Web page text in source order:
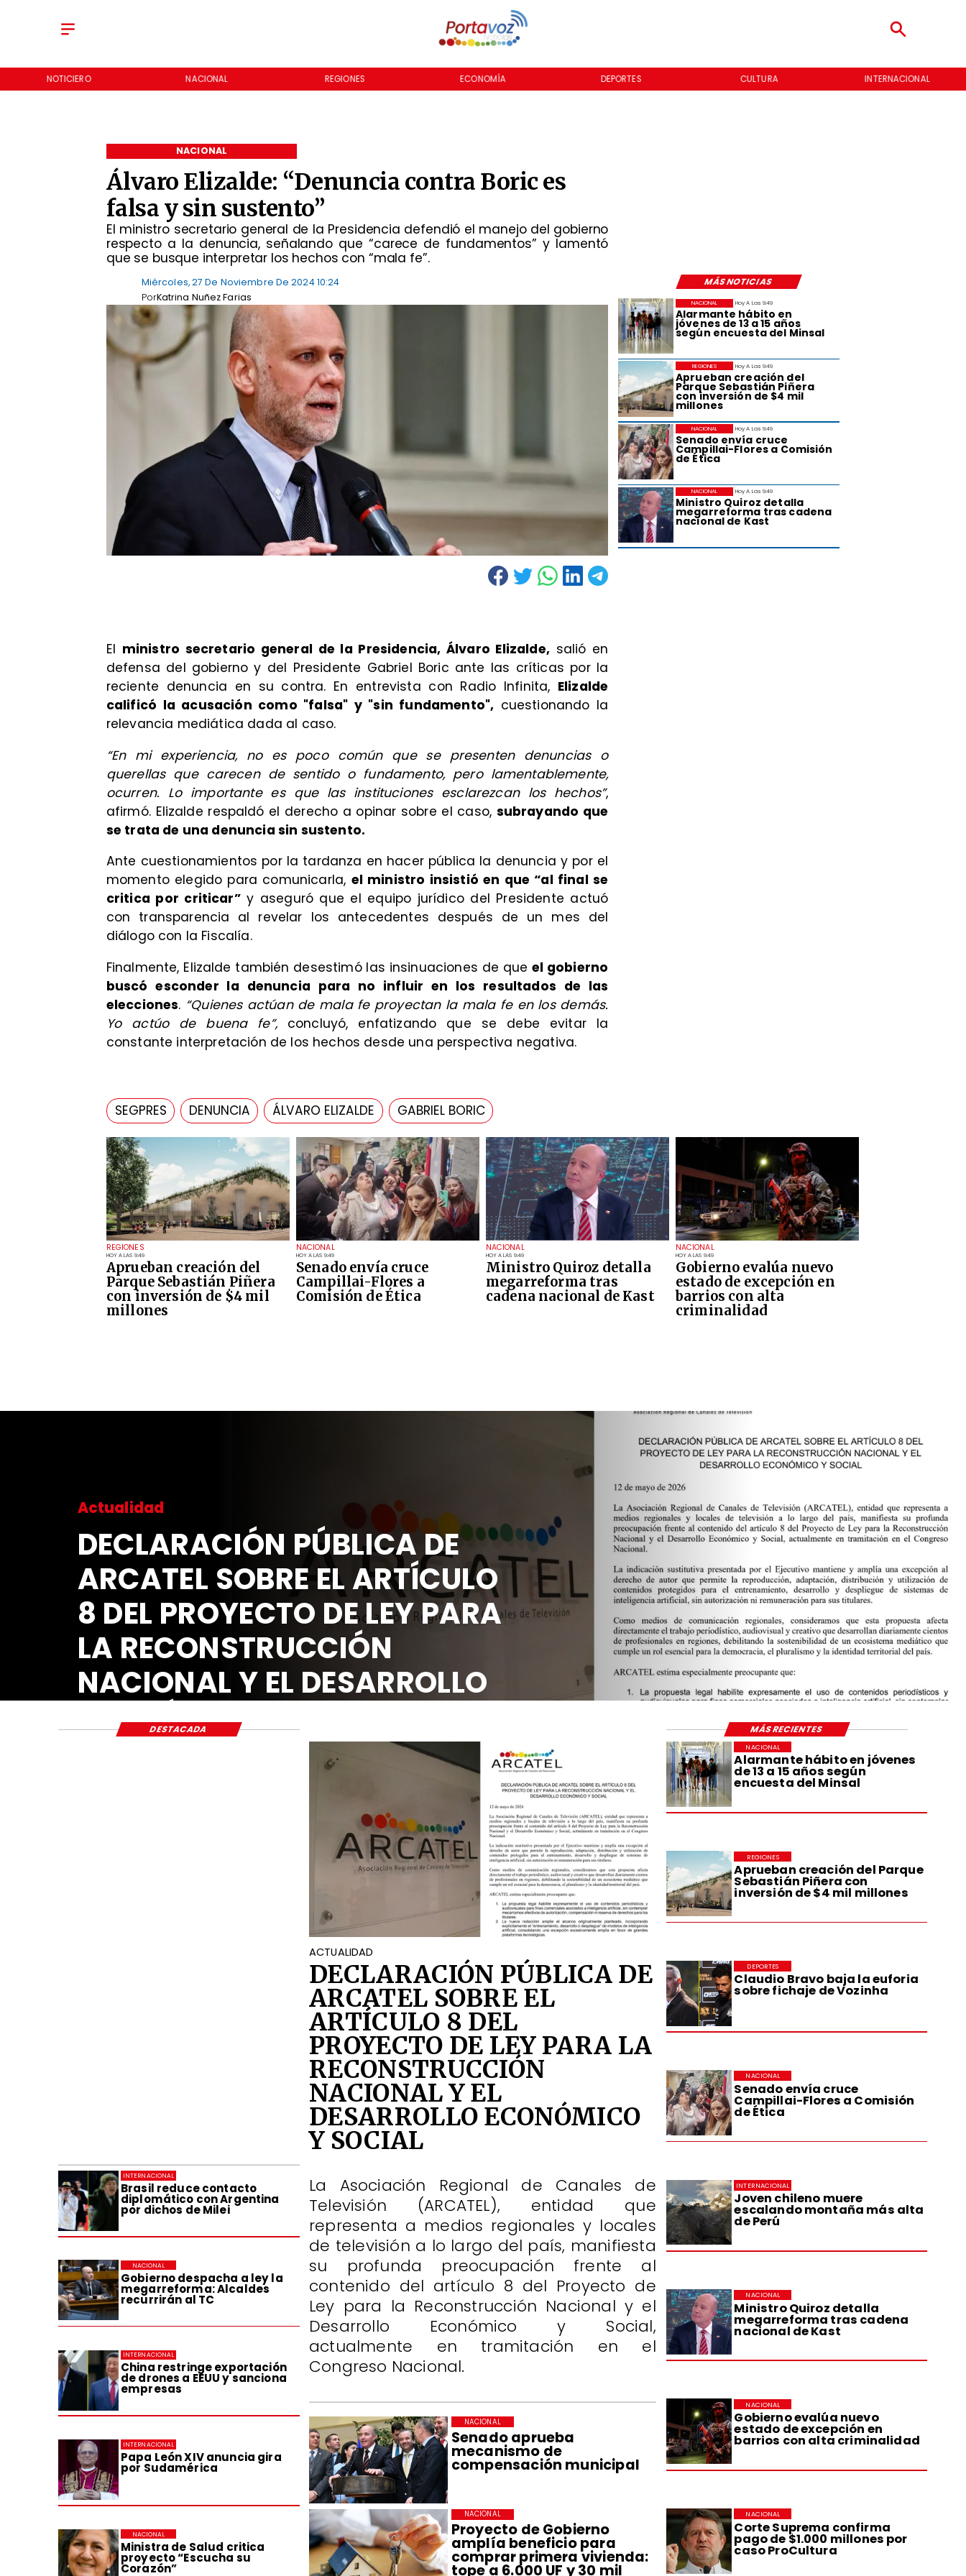
NOTICIERO NACIONAL REGIONES ECONOMÍA DEPORTES CULTURA INTERNACIONAL
Álvaro Elizalde: “Denuncia contra Boric es
falsa y sin sustento”
​El ministro secretario general de la Presidencia defendió el manejo del gobierno
respecto a la denuncia, señalando que “carece de fundamentos” y lamentó
que se busque interpretar los hechos con “mala fe”.
NACIONAL
MÁS NOTICIAS
Miércoles, 27 De Noviembre De 2024 10:24
Katrina Nuñez Farias
Por
REGIONES
HOY A LAS 9:49
Aprueban creación del
Parque Sebastián Piñera
con inversión de $4 mil
millones
NACIONAL
HOY A LAS 9:49
Senado envía cruce
Campillai-Flores a
Comisión de Ética
NACIONAL
HOY A LAS 9:49
Ministro Quiroz detalla
megarreforma tras
cadena nacional de Kast
NACIONAL
HOY A LAS 9:49
Gobierno evalúa nuevo
estado de excepción en
barrios con alta
criminalidad
Hoy A Las 9:49
Alarmante hábito en
jóvenes de 13 a 15 años
según encuesta del Minsal
NACIONAL
Hoy A Las 9:49
Aprueban creación del
Parque Sebastián Piñera
con inversión de $4 mil
millones
REGIONES
Hoy A Las 9:49
Senado envía cruce
Campillai-Flores a Comisión
de Ética
NACIONAL
Hoy A Las 9:49
Ministro Quiroz detalla
megarreforma tras cadena
nacional de Kast
NACIONAL
​El ministro secretario general de la Presidencia, Álvaro Elizalde,salió en
defensa del gobierno y del Presidente Gabriel Boric ante las críticas por la
reciente denuncia en su contra. En entrevista con Radio Infinita, Elizalde
calificó la acusación como "falsa" y "sin fundamento", cuestionando la
relevancia mediática dada al caso.
“En mi experiencia, no es poco común que se presenten denuncias o
querellas que carecen de sentido o fundamento, pero lamentablemente,
ocurren. Lo importante es que las instituciones esclarezcan los hechos”,
afirmó. Elizalde respaldó el derecho a opinar sobre el caso, subrayando que
se trata de una denuncia sin sustento.
Ante cuestionamientos por la tardanza en hacer pública la denuncia y por el
momento elegido para comunicarla, el ministro insistió en que “al final se
critica por criticar”y aseguró que el equipo jurídico del Presidente actuó
con transparencia al revelar los antecedentes después de un mes del
diálogo con la Fiscalía.
Finalmente, Elizalde también desestimó las insinuaciones de que el gobierno
buscó esconder la denuncia para no influir en los resultados de las
elecciones. “Quienes actúan de mala fe proyectan la mala fe en los demás.
Yo actúo de buena fe”,concluyó, enfatizando que se debe evitar la
constante interpretación de los hechos desde una perspectiva negativa.
SEGPRES DENUNCIA ÁLVARO ELIZALDE GABRIEL BORIC
Actualidad
DECLARACIÓN PÚBLICA DE
ARCATEL SOBRE EL ARTÍCULO
8 DEL PROYECTO DE LEY PARA
LA RECONSTRUCCIÓN
NACIONAL Y EL DESARROLLO
ECONÓMICO Y SOCIAL
Alarmante hábito en jóvenes
de 13 a 15 años según
encuesta del Minsal
NACIONAL
Aprueban creación del Parque
Sebastián Piñera con
inversión de $4 mil millones
REGIONES
Claudio Bravo baja la euforia
sobre fichaje de Vozinha
DEPORTES
Senado envía cruce
Campillai-Flores a Comisión
de Ética
NACIONAL
Joven chileno muere
escalando montaña más alta
de Perú
INTERNACIONAL
Ministro Quiroz detalla
megarreforma tras cadena
nacional de Kast
NACIONAL
Gobierno evalúa nuevo
estado de excepción en
barrios con alta criminalidad
NACIONAL
Corte Suprema confirma
pago de $1.000 millones por
caso ProCultura
NACIONAL
Brasil reduce contacto
diplomático con Argentina
por dichos de Milei
INTERNACIONAL
Gobierno despacha a ley la
megarreforma: Alcaldes
recurrirán al TC
NACIONAL
China restringe exportación
de drones a EEUU y sanciona
empresas
INTERNACIONAL
Papa León XIV anuncia gira
por Sudamérica
INTERNACIONAL
Ministra de Salud critica
proyecto “Escucha su
Corazón”
NACIONAL
Senado aprueba
mecanismo de
compensación municipal
NACIONAL
Proyecto de Gobierno
amplía beneficio para
comprar primera vivienda:
tope a 6.000 UF y 30 mil
NACIONAL
ACTUALIDAD
DECLARACIÓN PÚBLICA DE
ARCATEL SOBRE EL
ARTÍCULO 8 DEL
PROYECTO DE LEY PARA LA
RECONSTRUCCIÓN
NACIONAL Y EL
DESARROLLO ECONÓMICO
Y SOCIAL
La Asociación Regional de Canales de
Televisión (ARCATEL), entidad que
representa a medios regionales y locales
de televisión a lo largo del país, manifiesta
su profunda preocupación frente al
contenido del artículo 8 del Proyecto de
Ley para la Reconstrucción Nacional y el
Desarrollo Económico y Social,
actualmente en tramitación en el
Congreso Nacional.
DESTACADA MÁS RECIENTES